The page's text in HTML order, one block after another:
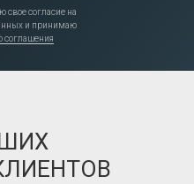
свое согласие на
и принимаю
соглашения